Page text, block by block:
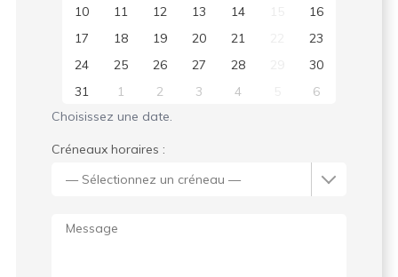
10
11 12 13 14
16
17
18 19 20 21
23
24
25 26 27 28
30
31
1 2 3 4
6
Choisissez une date.
Créneaux horaires :